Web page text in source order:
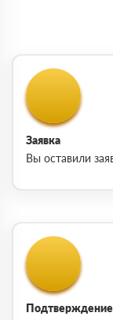
Заявка
Вы оставили
Подтверждение